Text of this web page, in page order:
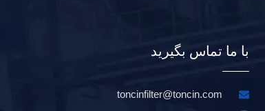
با ما تماس بگیرید

toncinfilter@toncin.com